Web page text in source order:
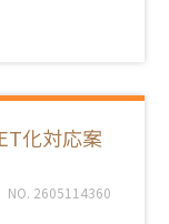
化対応案
NO. 2605114360